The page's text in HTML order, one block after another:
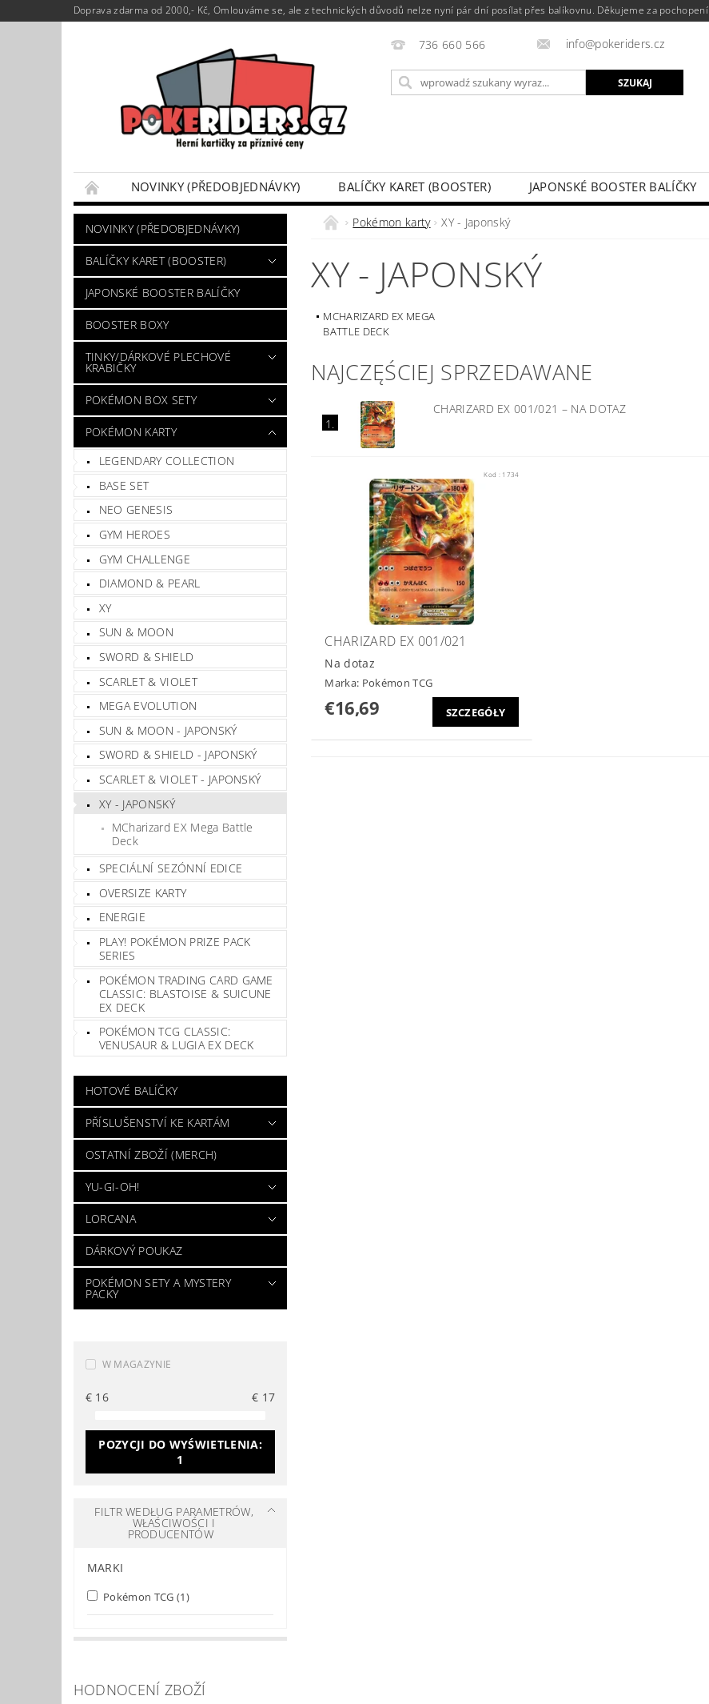
Doprava zdarma od 2000,- Kč, Omlouváme se, ale z technických důvodů nelze nyní pár dní posílat přes balíkovnu. Děkujeme za pochopení
736 660 566 info@pokeriders.cz
NOVINKY (PŘEDOBJEDNÁVKY) BALÍČKY KARET (BOOSTER) JAPONSKÉ BOOSTER BALÍČKY
POKÉMON BOX SETY
TINKY/DÁRKOVÉ PLECHOVÉ KRABIČKY POKÉMON KARTY
VÝKUP POKÉMON KARET
DÁRKOVÝ POUKAZ
NOVINKY (PŘEDOBJEDNÁVKY)
BALÍČKY KARET (BOOSTER)
JAPONSKÉ BOOSTER BALÍČKY
BOOSTER BOXY
TINKY/DÁRKOVÉ PLECHOVÉ
KRABIČKY
POKÉMON BOX SETY
POKÉMON KARTY
LEGENDARY COLLECTION
BASE SET
NEO GENESIS
GYM HEROES
GYM CHALLENGE
DIAMOND & PEARL
XY
SUN & MOON
SWORD & SHIELD
SCARLET & VIOLET
MEGA EVOLUTION
SUN & MOON - JAPONSKÝ
SWORD & SHIELD - JAPONSKÝ
SCARLET & VIOLET - JAPONSKÝ
XY - JAPONSKÝ
MCharizard EX Mega Battle
Deck
SPECIÁLNÍ SEZÓNNÍ EDICE
OVERSIZE KARTY
ENERGIE
PLAY! POKÉMON PRIZE PACK
SERIES
POKÉMON TRADING CARD GAME
CLASSIC: BLASTOISE & SUICUNE
EX DECK
POKÉMON TCG CLASSIC:
VENUSAUR & LUGIA EX DECK
HOTOVÉ BALÍČKY
PŘÍSLUŠENSTVÍ KE KARTÁM
OSTATNÍ ZBOŽÍ (MERCH)
YU-GI-OH!
LORCANA
DÁRKOVÝ POUKAZ
POKÉMON SETY A MYSTERY
PACKY
W MAGAZYNIE
€ 16 € 17
POZYCJI DO WYŚWIETLENIA:
1
FILTR WEDŁUG PARAMETRÓW,
WŁAŚCIWOŚCI I
PRODUCENTÓW
MARKI
Pokémon TCG (1)
HODNOCENÍ ZBOŽÍ
Pokémon karty XY - Japonský
XY - JAPONSKÝ
MCHARIZARD EX MEGA
BATTLE DECK
NAJCZĘŚCIEJ SPRZEDAWANE
1.
CHARIZARD EX 001/021 – NA DOTAZ
Kod : 1734
CHARIZARD EX 001/021
Na dotaz
Marka: Pokémon TCG
€16,69 SZCZEGÓŁY